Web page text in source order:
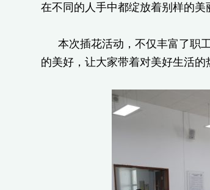
在不同的人手中都绽放着别样的
本次插花活动，不仅丰富了职
的美好，让大家带着对美好生活